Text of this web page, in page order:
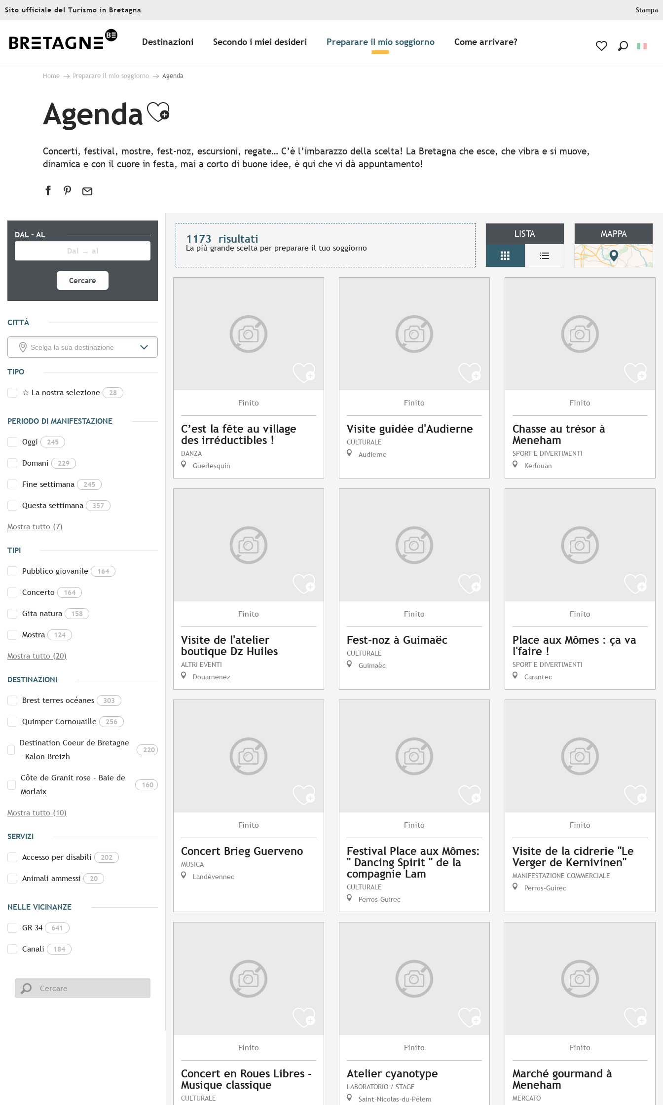
Aller
principal
Sito ufficiale del Turismo in Bretagna Stampa
Destinazioni Secondo i miei desideri Preparare il mio soggiorno Come arrivare?
Home Preparare il mio soggiorno Agenda
AgendaAjouter aux favoris
Concerti, festival, mostre, fest-noz, escursioni, regate… C’è l’imbarazzo della scelta! La Bretagna che esce, che vibra e si muove,
dinamica e con il cuore in festa, mai a corto di buone idee, è qui che vi dà appuntamento!
DAL - AL
Cercare
CITTÀ
TIPO
☆ La nostra selezione 28
PERIODO DI MANIFESTAZIONE
Oggi 245
Domani 229
Fine settimana 245
Questa settimana 357
Mostra tutto (7)
TIPI
Pubblico giovanile 164
Concerto 164
Gita natura 158
Mostra 124
Mostra tutto (20)
DESTINAZIONI
Brest terres océanes 303
Quimper Cornouaille 256
Destination Coeur de Bretagne
- Kalon Breizh
220
Côte de Granit rose - Baie de
Morlaix
160
Mostra tutto (10)
SERVIZI
Accesso per disabili 202
Animali ammessi 20
NELLE VICINANZE
GR 34 641
Canali 184
1173 risultati
La più grande scelta per preparare il tuo soggiorno
LISTA MAPPA
Finito
C’est la fête au village
des irréductibles !
DANZA
Guerlesquin
Finito
Visite guidée d'Audierne
CULTURALE
Audierne
Finito
Chasse au trésor à
Meneham
SPORT E DIVERTIMENTI
Kerlouan
Finito
Visite de l'atelier
boutique Dz Huiles
ALTRI EVENTI
Douarnenez
Finito
Fest-noz à Guimaëc
CULTURALE
Guimaëc
Finito
Place aux Mômes : ça va
l'faire !
SPORT E DIVERTIMENTI
Carantec
Finito
Concert Brieg Guerveno
MUSICA
Landévennec
Finito
Festival Place aux Mômes:
" Dancing Spirit " de la
compagnie Lam
CULTURALE
Perros-Guirec
Finito
Visite de la cidrerie "Le
Verger de Kernivinen"
MANIFESTAZIONE COMMERCIALE
Perros-Guirec
Finito
Concert en Roues Libres -
Musique classique
CULTURALE
Finito
Atelier cyanotype
LABORATORIO / STAGE
Saint-Nicolas-du-Pélem
Finito
Marché gourmand à
Meneham
MERCATO